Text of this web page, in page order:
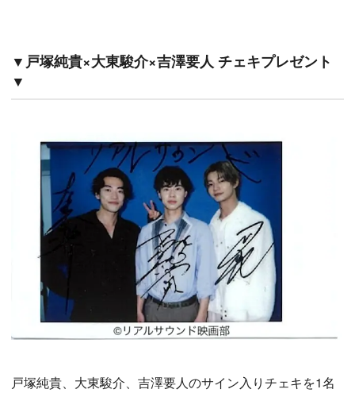
▼戸塚純貴×大東駿介×吉澤要人 チェキプレゼント
▼
戸塚純貴、大東駿介、吉澤要人のサイン入りチェキを1名